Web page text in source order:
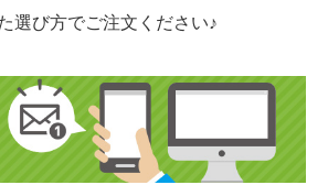
選び方でご注文ください♪